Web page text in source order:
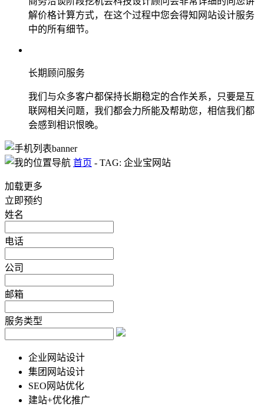
解价格计算方式，在这个过程中您会得知网站设计服务
中的所有细节。
长期顾问服务
我们与众多客户都保持长期稳定的合作关系，只要是互
联网相关问题，我们都会力所能及帮助您，相信我们都
会感到相识恨晚。
首页 - TAG: 企业宝网站
加载更多
立即预约
姓名
电话
公司
邮箱
服务类型
企业网站设计
集团网站设计
SEO网站优化
建站+优化推广